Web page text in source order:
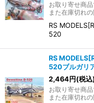
お取り寄せ商
また在庫切れ
RS
520
RS
520ブルガリ
2,464円(税込
お取り寄せ商
また在庫切れ